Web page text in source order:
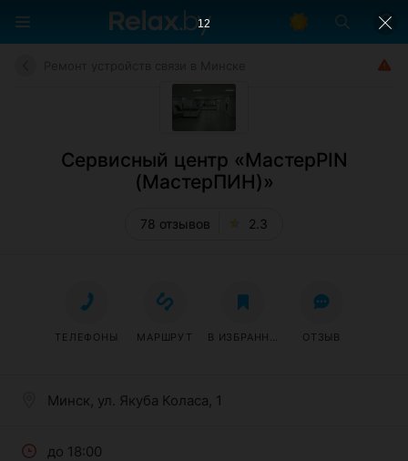
Сервисный центр «МастерPIN
(МастерПИН)»
78 отзывов 2.3
Минск, ул. Якуба Коласа, 1
до 18:00
ТЕЛЕФОНЫ МАРШРУТ В ИЗБРАННОЕ ОТЗЫВ
11